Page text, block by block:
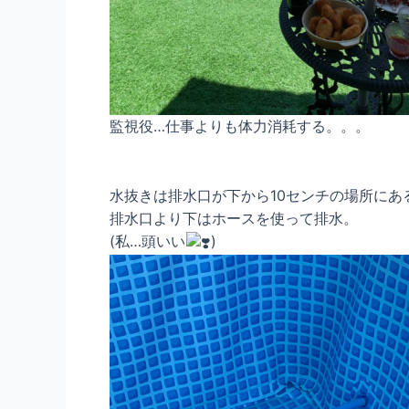
監視役…仕事よりも体力消耗する。。。
水抜きは排水口が下から10センチの場所にあ
排水口より下はホースを使って排水。
(私…頭いい
)